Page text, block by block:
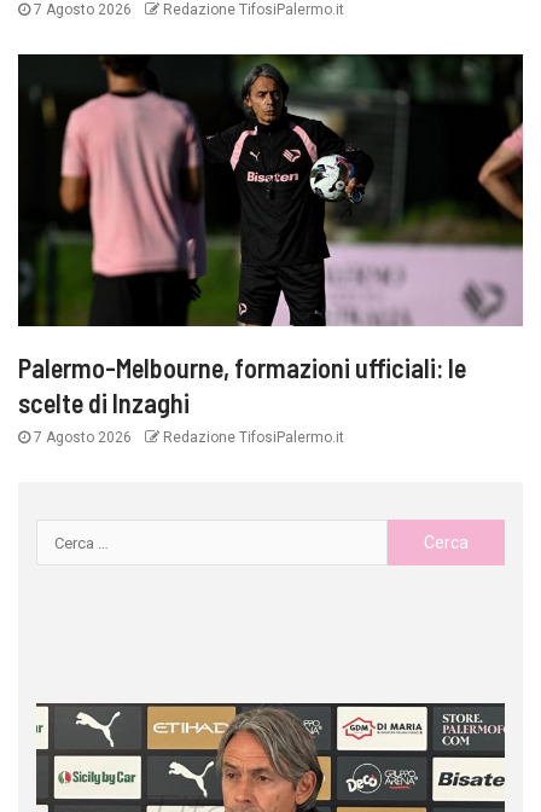
7 Agosto 2026 Redazione TifosiPalermo.it
Palermo-Melbourne, formazioni ufficiali: le
scelte di Inzaghi
7 Agosto 2026 Redazione TifosiPalermo.it